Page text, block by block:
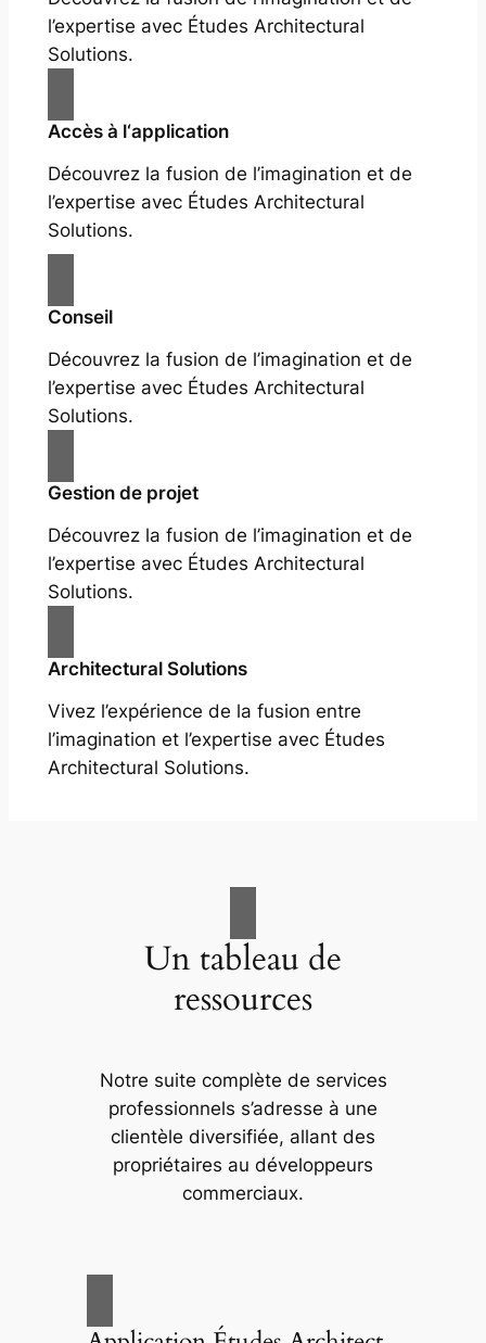
l’expertise avec Études Architectural
Solutions.
Accès à l‘application
Découvrez la fusion de l’imagination et de
l’expertise avec Études Architectural
Solutions.
Conseil
Découvrez la fusion de l’imagination et de
l’expertise avec Études Architectural
Solutions.
Gestion de projet
Découvrez la fusion de l’imagination et de
l’expertise avec Études Architectural
Solutions.
Architectural Solutions
Vivez l’expérience de la fusion entre
l’imagination et l’expertise avec Études
Architectural Solutions.
Un tableau de
ressources
Notre suite complète de services
professionnels s’adresse à une
clientèle diversifiée, allant des
propriétaires au développeurs
commerciaux.